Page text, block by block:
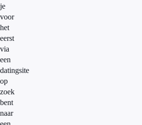
je
voor
het
eerst
via
een
datingsite
op
zoek
bent
naar